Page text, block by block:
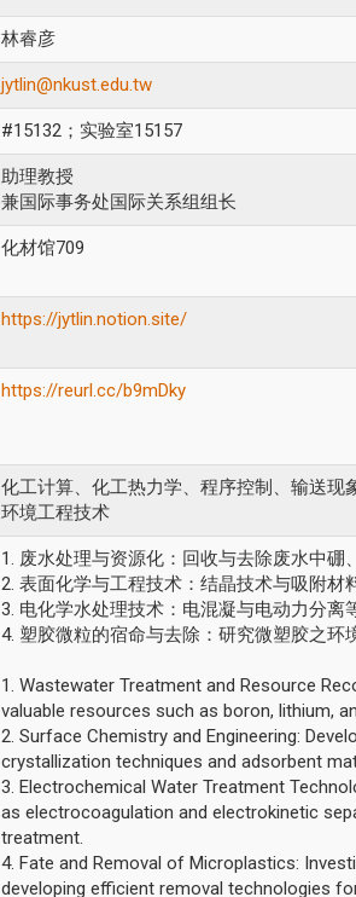
林睿彦
jytlin@nkust.edu.tw
#15132；实验室15157
助理教授
兼国际事务处国际关系组组长
化材馆709
https://jytlin.notion.site/
https://reurl.cc/b9mDky
化工计算、化工热力学、程序控制、输送现
环境工程技术
1. 废水处理与资源化：回收与去除废水中硼
2. 表面化学与工程技术：结晶技术与吸附材
3. 电化学水处理技术：电混凝与电动力分离
4. 塑胶微粒的宿命与去除：研究微塑胶之环
1. Wastewater Treatment and Resource
valuable resources such as boron, lithium,
2. Surface Chemistry and Engineering:
crystallization techniques and adsorbent
3. Electrochemical Water Treatment
as electrocoagulation and electrokinetic
treatment.
4. Fate and Removal of Microplastics:
developing efficient removal technologies